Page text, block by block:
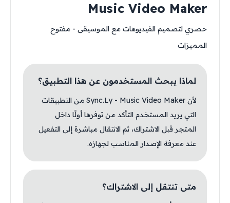
Music Video Maker
حصري لتصميم الفيديوهات مع الموسيقى - مفتوح
المميزات
لماذا يبحث المستخدمون عن هذا التطبيق؟
لأن Sync.Ly - Music Video Maker من التطبيقات
التي يريد المستخدم التأكد من توفرها أولًا داخل
المتجر قبل الاشتراك، ثم الانتقال مباشرة إلى التفعيل
عند معرفة الإصدار المناسب لجهازه.
متى تنتقل إلى الاشتراك؟